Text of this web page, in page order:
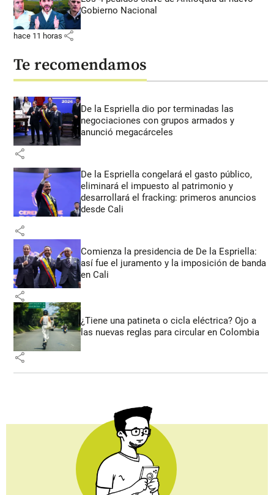
Gobierno Nacional
hace 11 horas share
Te recomendamos
De la Espriella dio por terminadas las
negociaciones con grupos armados y
anunció megacárceles
share
De la Espriella congelará el gasto público,
eliminará el impuesto al patrimonio y
desarrollará el fracking: primeros anuncios
desde Cali
share
Comienza la presidencia de De la Espriella:
así fue el juramento y la imposición de banda
en Cali
share
¿Tiene una patineta o cicla eléctrica? Ojo a
las nuevas reglas para circular en Colombia
share